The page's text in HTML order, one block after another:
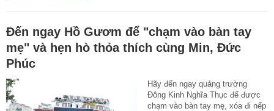
Đến ngay Hồ Gươm để "chạm vào bàn tay
mẹ" và hẹn hò thỏa thích cùng Min, Đức
Phúc
Hãy đến ngay quảng trường
Đông Kinh Nghĩa Thục để được
chạm vào bàn tay mẹ, xóa đi nếp